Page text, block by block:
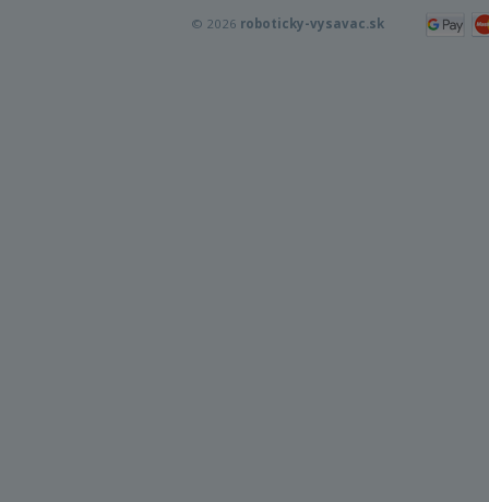
© 2026 roboticky-vysavac.sk